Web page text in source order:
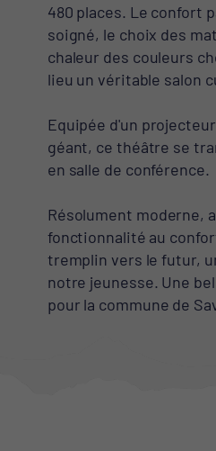
480 places. Le confort
soigné, le choix des
chaleur des couleurs
lieu un véritable salon
Equipée d'un
géant, ce théâtre se
en salle de conférence.
Résolument moderne,
fonctionnalité au
tremplin vers le futur,
notre jeunesse. Une
pour la commune de